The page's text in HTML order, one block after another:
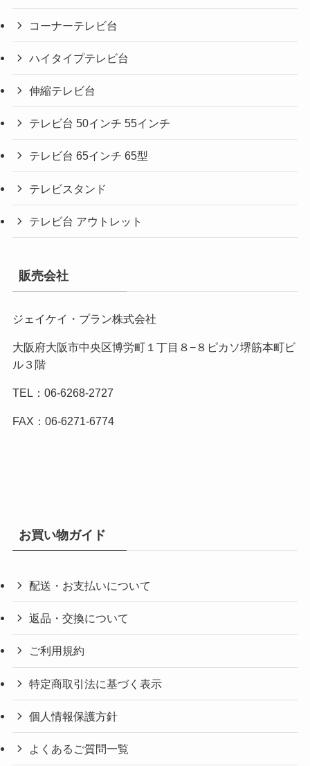
コーナーテレビ台
ハイタイプテレビ台
伸縮テレビ台
テレビ台 50インチ 55インチ
テレビ台 65インチ 65型
テレビスタンド
テレビ台 アウトレット
販売会社
ジェイケイ・プラン株式会社
大阪府大阪市中央区博労町１丁目８−８ピカソ堺筋本町ビ
ル３階
TEL：06-6268-2727
FAX：06-6271-6774
お買い物ガイド
配送・お支払いについて
返品・交換について
ご利用規約
特定商取引法に基づく表示
個人情報保護方針
よくあるご質問一覧